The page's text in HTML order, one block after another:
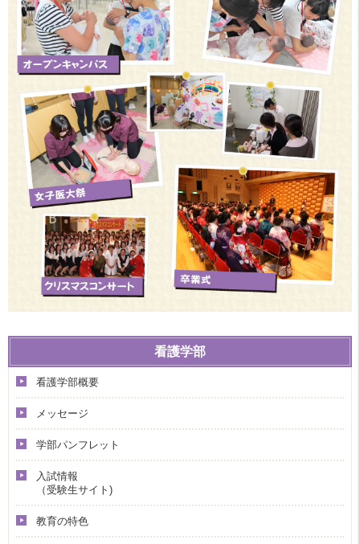
看護学部
看護学部概要
メッセージ
学部パンフレット
入試情報
（受験生サイト)
教育の特色